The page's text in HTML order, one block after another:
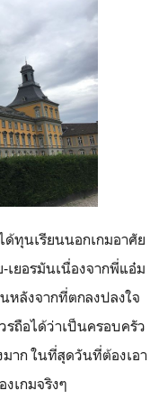
ทุนเรียนนอกเกมอาศัย
เยอรมันเนื่องจากพี่แอ๋ม
ลังจากที่ตกลงปลงใจ
รถือได้ว่าเป็นครอบครัว
าก ในที่สุดวันที่ต้องเอา
เกมจริงๆ